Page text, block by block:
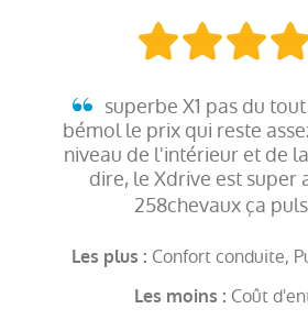
superbe X1 pas du
bémol le prix qui reste
niveau de l'intérieur et de
dire, le Xdrive est super
258chevaux ça
Les plus : Confort conduite,
Les moins : Coût